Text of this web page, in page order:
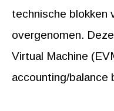
technische blokken
overgenomen.
Virtual Machine
accounting/balance